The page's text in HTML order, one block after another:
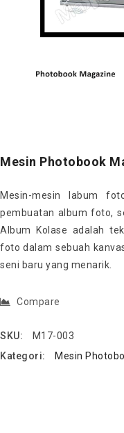
Mesin Photobook
Mesin-mesin labum
pembuatan album foto,
Album Kolase adalah
foto dalam sebuah
seni baru yang menarik.
Compare
SKU:
M17-003
Kategori:
Mesin